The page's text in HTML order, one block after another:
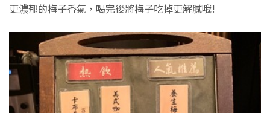
更濃郁的梅子香氣，喝完後將梅子吃掉更解膩哦!